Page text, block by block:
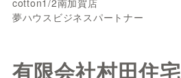
cotton1/2南加賀店
夢ハウスビジネスパートナー
有限会社村田住宅